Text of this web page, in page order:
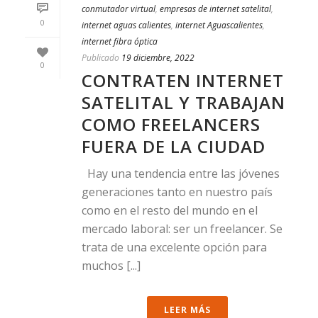
0
0
conmutador virtual, empresas de internet satelital,
internet aguas calientes, internet Aguascalientes,
internet fibra óptica
Publicado 19 diciembre, 2022
CONTRATEN INTERNET
SATELITAL Y TRABAJAN
COMO FREELANCERS
FUERA DE LA CIUDAD
Hay una tendencia entre las jóvenes
generaciones tanto en nuestro país
como en el resto del mundo en el
mercado laboral: ser un freelancer. Se
trata de una excelente opción para
muchos [...]
LEER MÁS